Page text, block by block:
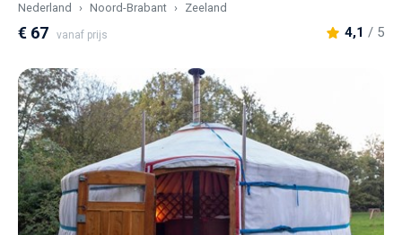
Nederland Noord-Brabant Zeeland
€ 67 vanaf prijs 4,1 / 5